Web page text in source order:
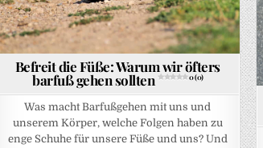
Befreit die Füße: Warum wir öfters
barfuß gehen sollten 0 (0)
Was macht Barfußgehen mit uns und
unserem Körper, welche Folgen haben zu
enge Schuhe für unsere Füße und uns? Und